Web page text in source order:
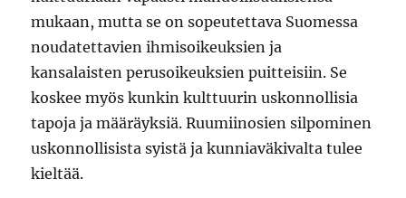
mukaan, mutta se on sopeutettava Suomessa
noudatettavien ihmisoikeuksien ja
kansalaisten perusoikeuksien puitteisiin. Se
koskee myös kunkin kulttuurin uskonnollisia
tapoja ja määräyksiä. Ruumiinosien silpominen
uskonnollisista syistä ja kunniaväkivalta tulee
kieltää.